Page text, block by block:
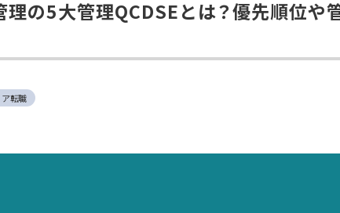
理の5大管理QCDSEとは？優先順位や
転職